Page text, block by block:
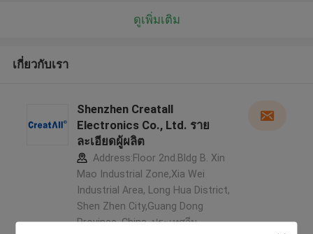
ดูเพิ่มเติม
เกี่ยวกับเรา
Shenzhen Creatall
Electronics Co., Ltd. ราย
ละเอียดผู้ผลิต
Address:Floor 2nd.Bldg B. Xin
Mao Industrial Zone,Xia Wei
Industrial Area, Long Hua District,
Shen Zhen City,Guang Dong
Province. China ,ประเทศจีน